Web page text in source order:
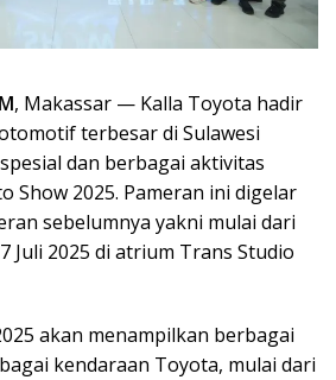
, Makassar — Kalla Toyota hadir
terbesar di Sulawesi
dan berbagai aktivitas
Show 2025. Pameran ini digelar
sebelumnya yakni mulai dari
Juli 2025 di atrium Trans Studio
akan menampilkan berbagai
kendaraan Toyota, mulai dari